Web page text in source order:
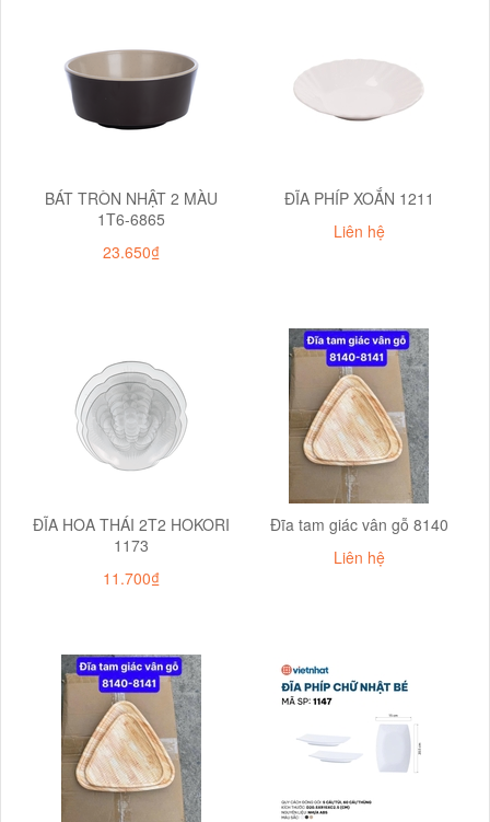
BÁT TRÒN NHẬT 2 MÀU
1T6-6865
23.650₫
ĐĨA PHÍP XOẮN 1211
Liên hệ
ĐĨA HOA THÁI 2T2 HOKORI
1173
11.700₫
Đĩa tam giác vân gỗ 8140
Liên hệ